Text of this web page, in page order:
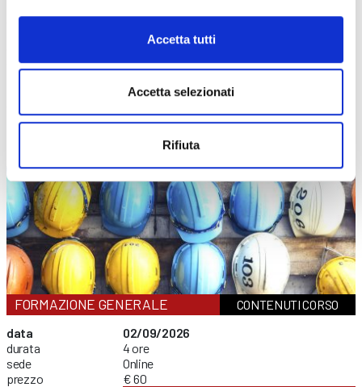
Accetta tutti
Accetta selezionati
Rifiuta
sede
01/12/2026
6 ore
Clusone
DETTAGLI E ISCRIZIONE
FORMAZIONE GENERALE
CONTENUTI CORSO
data
durata
sede
prezzo
02/09/2026
4 ore
Online
€ 60